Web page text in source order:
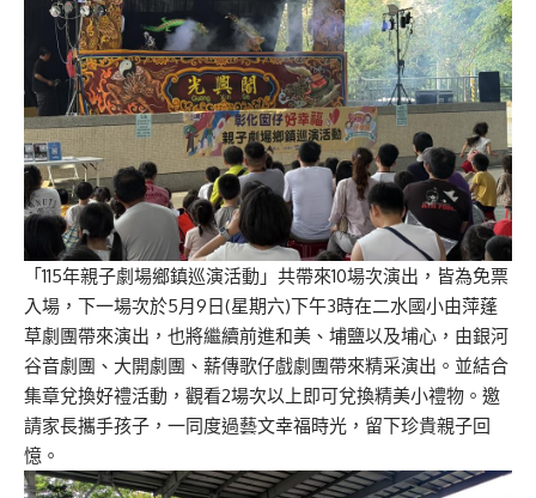
「115年親子劇場鄉鎮巡演活動」共帶來10場次演出，皆為免票
入場，下一場次於5月9日(星期六)下午3時在二水國小由萍蓬
草劇團帶來演出，也將繼續前進和美、埔鹽以及埔心，由銀河
谷音劇團、大開劇團、薪傳歌仔戲劇團帶來精采演出。並結合
集章兌換好禮活動，觀看2場次以上即可兌換精美小禮物。邀
請家長攜手孩子，一同度過藝文幸福時光，留下珍貴親子回
憶。